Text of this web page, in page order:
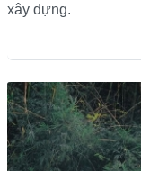
xây dựng.